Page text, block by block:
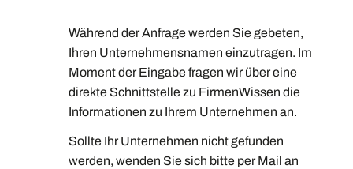
Während der Anfrage werden Sie gebeten,
Ihren Unternehmensnamen einzutragen. Im
Moment der Eingabe fragen wir über eine
direkte Schnittstelle zu FirmenWissen die
Informationen zu Ihrem Unternehmen an.
Sollte Ihr Unternehmen nicht gefunden
werden, wenden Sie sich bitte per Mail an